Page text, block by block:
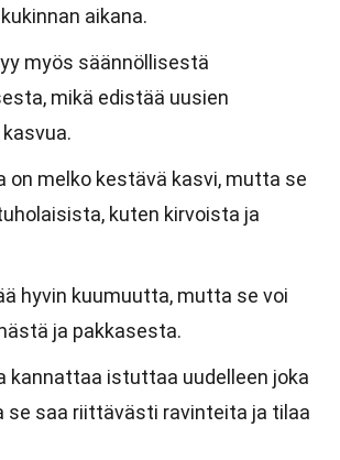
aikana.
myös säännöllisestä
mikä edistää uusien
on melko kestävä kasvi, mutta se
kuten kirvoista ja
hyvin kuumuutta, mutta se voi
ja pakkasesta.
kannattaa istuttaa uudelleen joka
se saa riittävästi ravinteita ja tilaa